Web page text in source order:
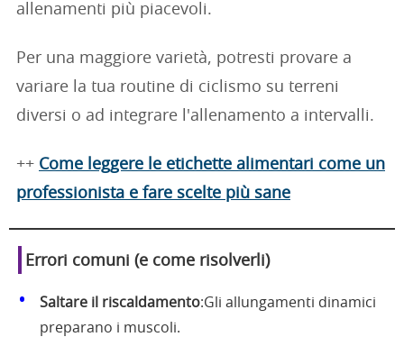
allenamenti più piacevoli.
Per una maggiore varietà, potresti provare a
variare la tua routine di ciclismo su terreni
diversi o ad integrare l'allenamento a intervalli.
++ Come leggere le etichette alimentari come un
professionista e fare scelte più sane
Errori comuni (e come risolverli)
Saltare il riscaldamento:Gli allungamenti dinamici
preparano i muscoli.